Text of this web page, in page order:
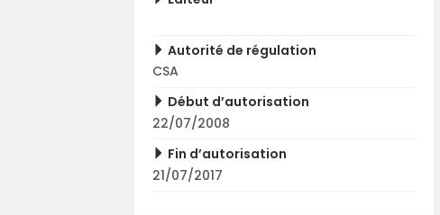
Autorité de régulation
CSA
Début d’autorisation
22/07/2008
Fin d’autorisation
21/07/2017